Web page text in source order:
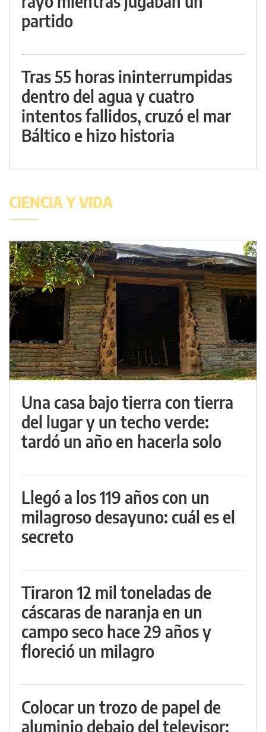
partido
Tras 55 horas ininterrumpidas
dentro del agua y cuatro
intentos fallidos, cruzó el mar
Báltico e hizo historia
CIENCIA Y VIDA
Una casa bajo tierra con tierra
del lugar y un techo verde:
tardó un año en hacerla solo
Llegó a los 119 años con un
milagroso desayuno: cuál es el
secreto
Tiraron 12 mil toneladas de
cáscaras de naranja en un
campo seco hace 29 años y
floreció un milagro
Colocar un trozo de papel de
aluminio debajo del televisor: